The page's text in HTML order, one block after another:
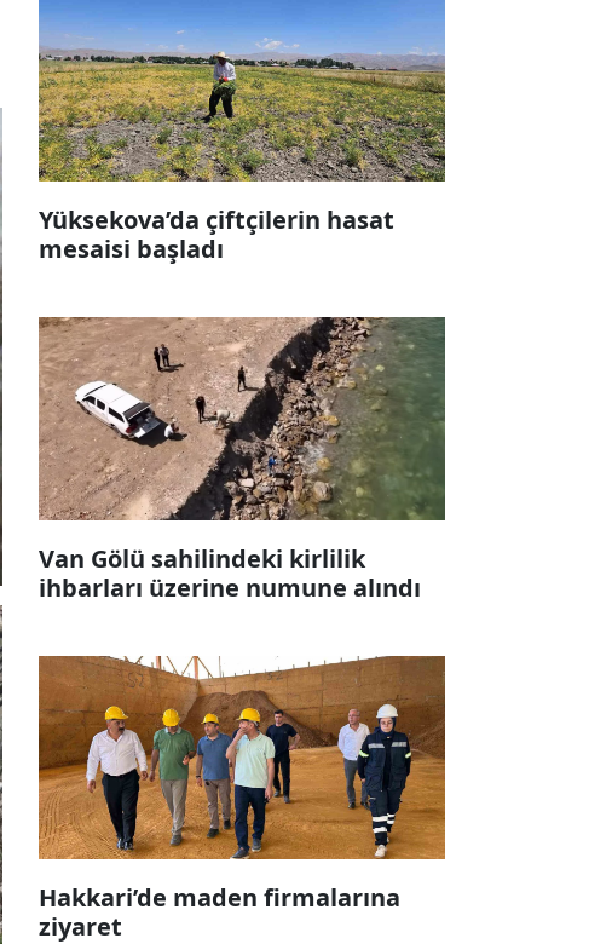
Yüksekova’da çiftçilerin hasat
mesaisi başladı
Van Gölü sahilindeki kirlilik
ihbarları üzerine numune alındı
Hakkari’de maden firmalarına
ziyaret